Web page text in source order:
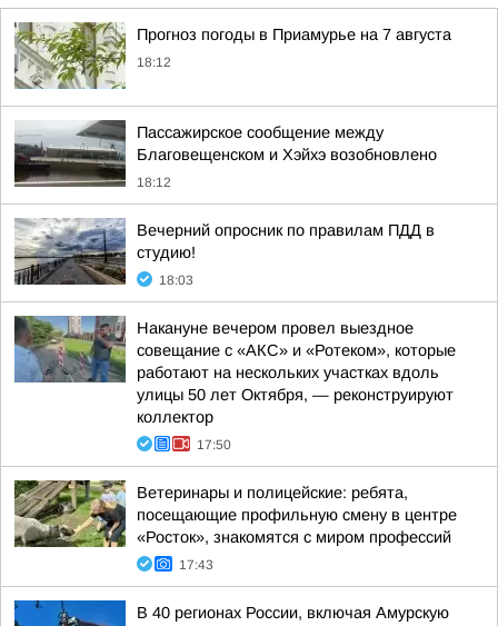
Прогноз погоды в Приамурье на 7 августа
18:12
Пассажирское сообщение между
Благовещенском и Хэйхэ возобновлено
18:12
Вечерний опросник по правилам ПДД в
студию!
18:03
Накануне вечером провел выездное
совещание с «АКС» и «Ротеком», которые
работают на нескольких участках вдоль
улицы 50 лет Октября, — реконструируют
коллектор
17:50
Ветеринары и полицейские: ребята,
посещающие профильную смену в центре
«Росток», знакомятся с миром профессий
17:43
В 40 регионах России, включая Амурскую